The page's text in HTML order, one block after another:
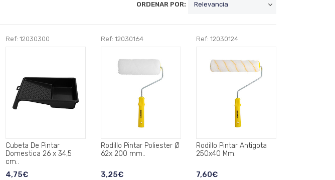
ORDENAR POR:
Ref: 12030300
Cubeta De Pintar
Domestica 26 x 34,5
cm..
4,75€
Ref: 12030164
Rodillo Pintar Poliester Ø
62x 200 mm..
3,25€
Ref: 12030124
Rodillo Pintar Antigota
250x40 Mm.
7,60€